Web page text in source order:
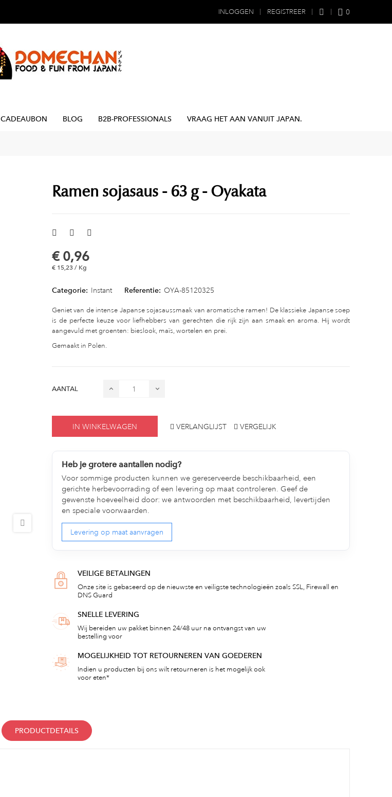
INLOGGEN REGISTREER 0
CADEAUBON BLOG B2B-PROFESSIONALS VRAAG HET AAN VANUIT JAPAN.
Ramen sojasaus - 63 g - Oyakata
€ 0,96
€ 15,23 / Kg
Categorie: Instant Referentie: OYA-85120325
Geniet van de intense Japanse sojasaussmaak van aromatische ramen! De klassieke Japanse soep
is de perfecte keuze voor liefhebbers van gerechten die rijk zijn aan smaak en aroma. Hij wordt
aangevuld met groenten: bieslook, maïs, wortelen en prei.
Gemaakt in Polen.
AANTAL
IN WINKELWAGEN VERLANGLIJST VERGELIJK
Heb je grotere aantallen nodig?
Voor sommige producten kunnen we gereserveerde beschikbaarheid, een
gerichte herbevoorrading of een levering op maat controleren. Geef de
gewenste hoeveelheid door: we antwoorden met beschikbaarheid, levertijden
en speciale voorwaarden.
Levering op maat aanvragen
VEILIGE BETALINGEN
Onze site is gebaseerd op de nieuwste en veiligste technologieën zoals SSL, Firewall en
DNS Guard
SNELLE LEVERING
Wij bereiden uw pakket binnen 24/48 uur na ontvangst van uw
bestelling voor
MOGELIJKHEID TOT RETOURNEREN VAN GOEDEREN
Indien u producten bij ons wilt retourneren is het mogelijk ook
voor eten*
PRODUCTDETAILS